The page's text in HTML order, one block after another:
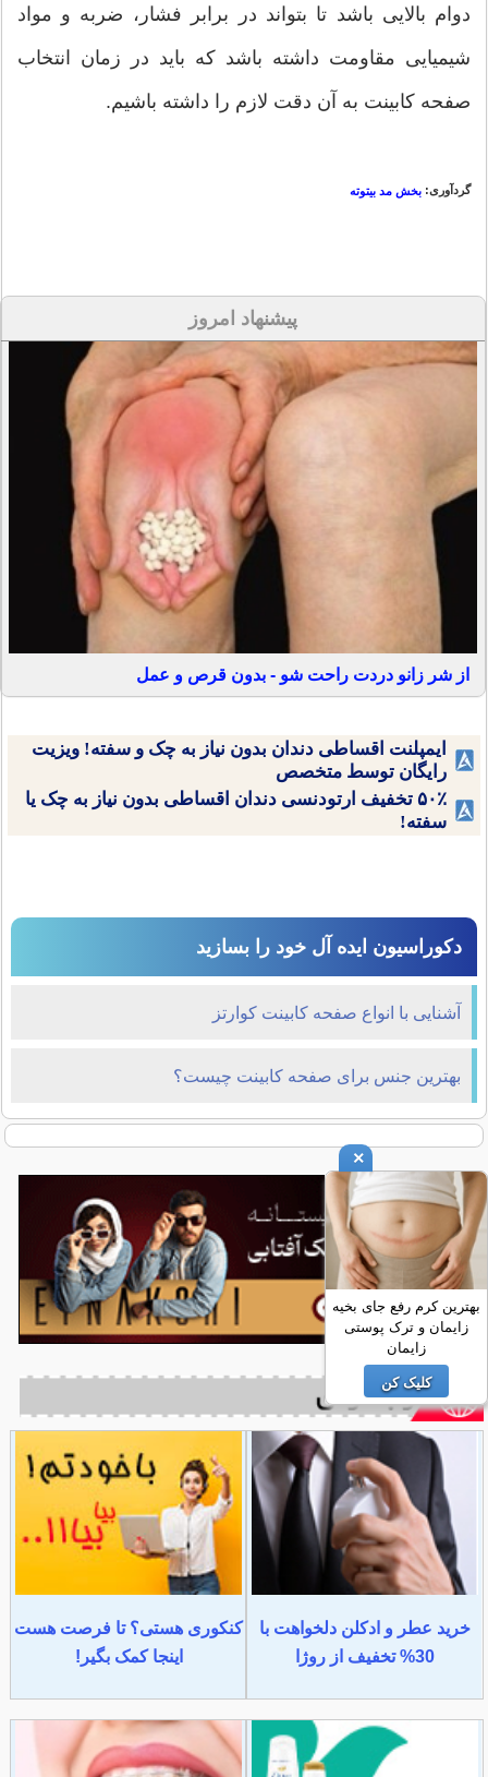
دوام بالایی باشد تا بتواند در برابر فشار، ضربه و مواد
شیمیایی مقاومت داشته باشد که باید در زمان انتخاب
صفحه کابینت به آن دقت لازم را داشته باشیم.
گردآوری: بخش مد بیتوته
پیشنهاد امروز
از شر زانو دردت راحت شو - بدون قرص و عمل
ایمپلنت اقساطی دندان بدون نیاز به چک و سفته! ویزیت
رایگان توسط متخصص
۵۰٪ تخفیف ارتودنسی دندان اقساطی بدون نیاز به چک یا
سفته!
دکوراسیون ایده آل خود را بسازید
آشنایی با انواع صفحه کابینت کوارتز
بهترین جنس برای صفحه کابینت چیست؟
خرید عطر و ادکلن دلخواهت با
30% تخفیف از روژا
کنکوری هستی؟ تا فرصت هست
اینجا کمک بگیر!
×
بهترین کرم رفع جای بخیه
زایمان و ترک پوستی
زایمان
کلیک کن